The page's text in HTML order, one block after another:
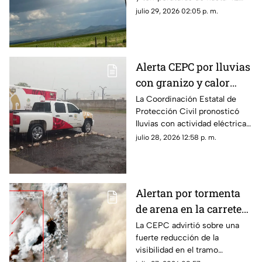
grados centígrados en el norte
julio 29, 2026 02:05 p. m.
Alerta CEPC por lluvias
con granizo y calor
extremo en Chihuahua
La Coordinación Estatal de
Protección Civil pronosticó
lluvias con actividad eléctrica y
posible granizo en la Sierra
julio 28, 2026 12:58 p. m.
Alertan por tormenta
de arena en la carretera
Samalayuca–
Ahumada; piden evitar
viajes
La CEPC advirtió sobre una
fuerte reducción de la
visibilidad en el tramo